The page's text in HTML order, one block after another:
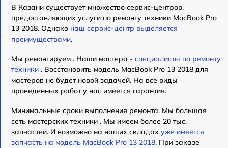
В Казани существует множество сервис-центров,
предоставляющих услуги по ремонту техники MacBook Pro
13 2018. Однако наш сервис-центр выделяется
преимуществами.
Мы ремонтируем . Наши мастера - специалисты по ремонту
техники . Восстановить модель MacBook Pro 13 2018 для
мастеров не будет новой задачей. На все виды
проведенных работ у нас имеется гарантия.
Минимальные сроки выполнения ремонта. Мы большая
сеть мастерских техники . Мы имеем более 20 тыс.
запчастей. И возможно на наших складах уже имеется
запчасть на модель MacBook Pro 13 2018. При заказе